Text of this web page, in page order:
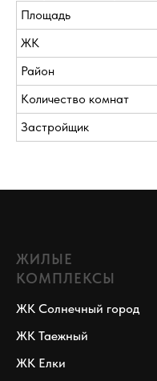
Площадь
ЖК
Район
Количество комнат
Застройщик
ЖИЛЫЕ
КОМПЛЕКСЫ
ЖК Солнечный город
ЖК Таежный
ЖК Елки